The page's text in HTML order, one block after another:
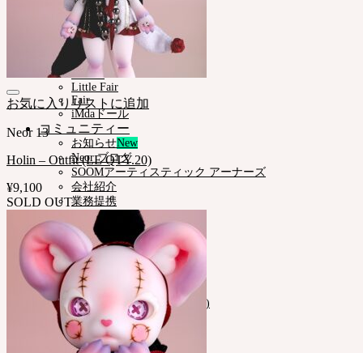
カスタム用品
NEORアーカイブ
Pet Doll
Timp
Nappy Choo
Rosette
Little Fair
Fair
iMdaドール
コミュニティー
お知らせ
Neor ブログ
SOOMアーティスティック アーナーズ
会社紹介
業務提携
ご利用案内
ドールサイズ一覧
スキンカラーガイド
正規商品照会
よくある質問 (FAQ)
カスタマーセンター (Q&A)
THE GEM
English $ USD
日本語 ￥ JPY
お気に入りリストに追加
Neor 13
Holin – Outfit (LE QTY.20)
¥9,100
SOLD OUT